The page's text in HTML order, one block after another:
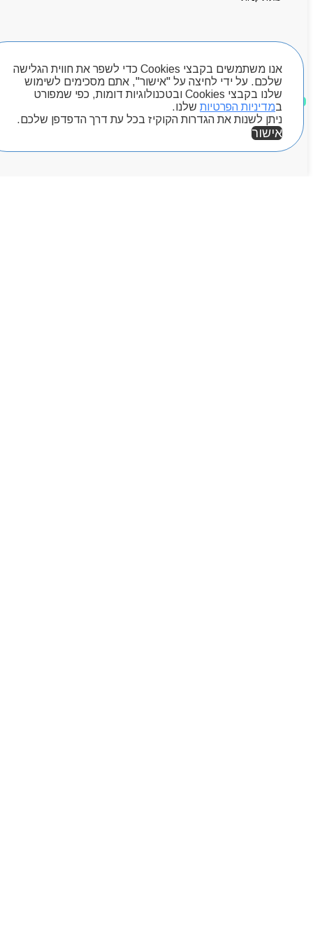
אנו משתמשים בקבצי Cookies כדי לשפר את חווית הגלישה
שלכם. על ידי לחיצה על "אישור", אתם מסכימים לשימוש
שלנו בקבצי Cookies ובטכנולוגיות דומות, כפי שמפורט
במדיניות הפרטיות שלנו.
ניתן לשנות את הגדרות הקוקיז בכל עת דרך הדפדפן שלכם.
אישור
חיפוש מוצרים
מוצרים שאהבתי
Byou